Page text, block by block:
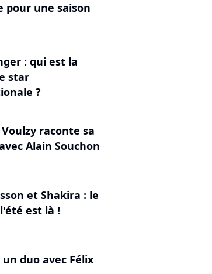
pour une saison
: qui est la
star
?
raconte sa
Alain Souchon
et Shakira : le
est là !
duo avec Félix